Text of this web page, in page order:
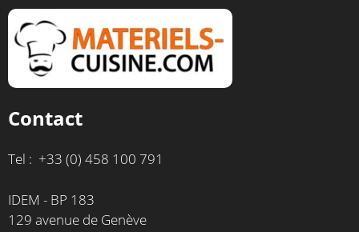
Contact
Tel : +33 (0) 458 100 791
IDEM - BP 183
129 avenue de Genève